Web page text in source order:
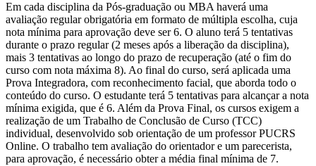
Em cada disciplina da Pós-graduação ou MBA haverá uma
avaliação regular obrigatória em formato de múltipla escolha, cuja
nota mínima para aprovação deve ser 6. O aluno terá 5 tentativas
durante o prazo regular (2 meses após a liberação da disciplina),
mais 3 tentativas ao longo do prazo de recuperação (até o fim do
curso com nota máxima 8). Ao final do curso, será aplicada uma
Prova Integradora, com reconhecimento facial, que aborda todo o
conteúdo do curso. O estudante terá 5 tentativas para alcançar a nota
mínima exigida, que é 6. Além da Prova Final, os cursos exigem a
realização de um Trabalho de Conclusão de Curso (TCC)
individual, desenvolvido sob orientação de um professor PUCRS
Online. O trabalho tem avaliação do orientador e um parecerista,
para aprovação, é necessário obter a média final mínima de 7.